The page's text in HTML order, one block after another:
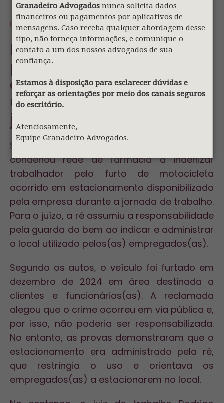
Granadeiro Advogados nunca solicita dados
financeiros ou pagamentos por aplicativos de
mensagens. Caso receba qualquer abordagem desse
tipo, não forneça informações, e comunique o
contato a um dos nossos advogados de sua
confiança.
Estamos à disposição para esclarecer dúvidas e
reforçar as orientações por meio dos canais seguros
do escritório.
Atenciosamente,
Equipe Granadeiro Advogados.
03.07.2026
Farmácia deve indenizar
por furto de motocicleta
em estacionamento
utilizado durante a
jornada
Sentença proferida no Projeto Ajude 4.0
condenou rede de farmácia a indenizar
trabalhador pelo furto de motocicleta
ocorrido em estacionamento disponibilizado
pela empresa durante a jornada de trabalho.
Para o juízo, a ré assumiu a responsabilidade
pela guarda do bem ao indicar e administrar
o local utilizado pelos(as) empregados(as).
Segundo os autos, o veículo foi furtado em
dezembro de 2024 em área destinada a
clientes e funcionários(as). A reclamada
alegou que o crime ocorreu em via pública e,
por isso, não poderia ser responsabilizada.
No entanto, as provas demonstraram que o
estacionamento era administrado pela ré,
que restringia o uso e orientava os
empregados(as) a estacionarem no local.